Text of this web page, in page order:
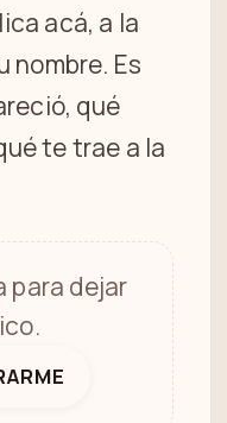
acá, a la
nombre. Es
qué
te trae a la
para dejar